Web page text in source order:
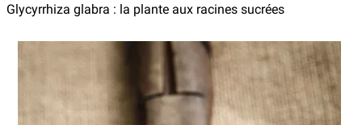
Glycyrrhiza glabra : la plante aux racines sucrées